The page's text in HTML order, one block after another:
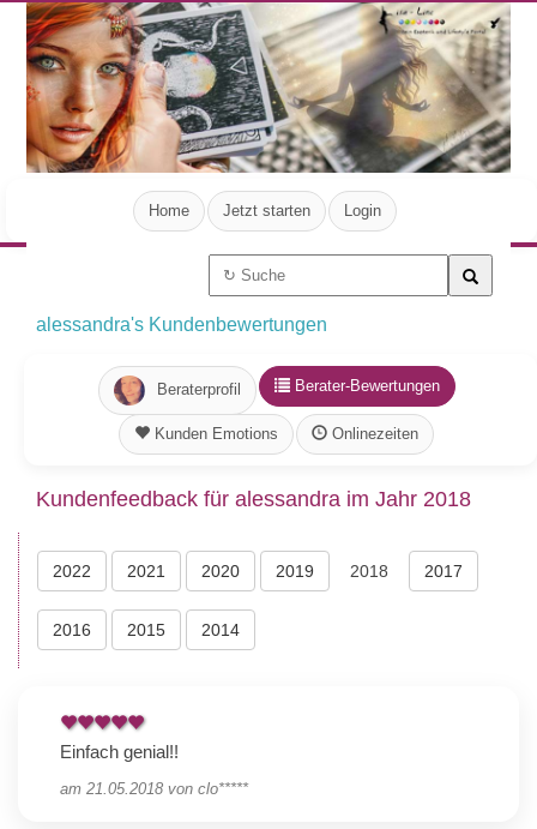
Home Jetzt starten Login
alessandra's Kundenbewertungen
Beraterprofil Berater-Bewertungen
Kunden Emotions Onlinezeiten
Kundenfeedback für alessandra im Jahr 2018
2022 2021 2020 2019 2018 2017
2016 2015 2014
Einfach genial!!
am 21.05.2018 von clo*****